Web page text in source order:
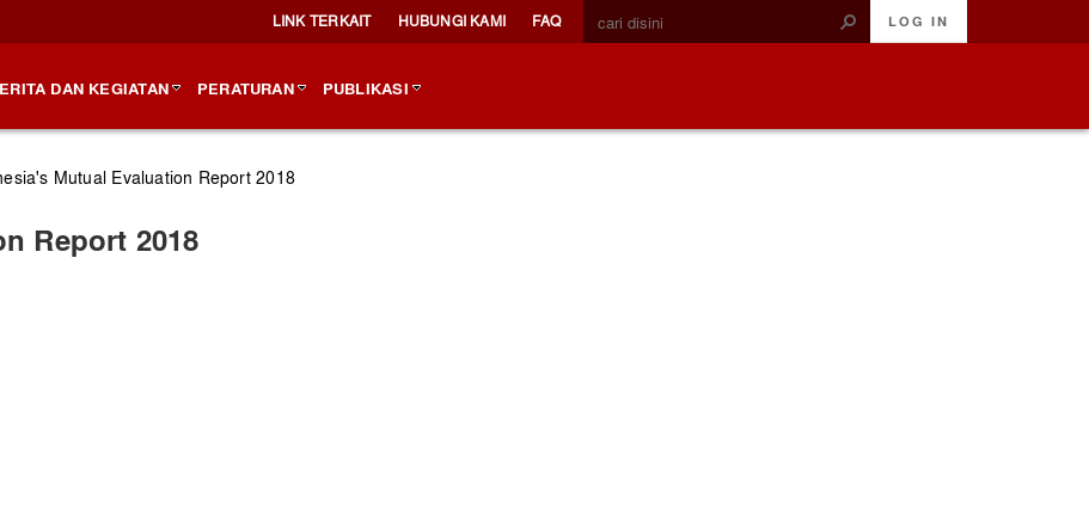
LOG IN
LINK TERKAIT HUBUNGI KAMI FAQ
DAN KEGIATAN PERATURAN PUBLIKASI
Mutual Evaluation Report 2018
Report 2018